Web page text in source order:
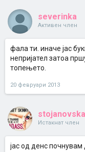
severinka
Активен член
фала ти. иначе јас
непријател затоа
топењето.
20 февруари 2013
Истакнат член
јас од денс